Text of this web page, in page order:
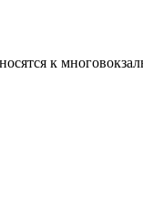
к